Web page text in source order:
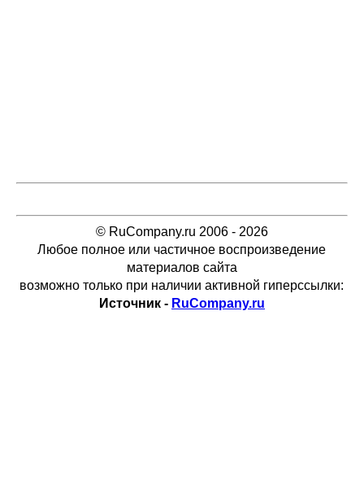
© RuCompany.ru 2006 - 2026
Любое полное или частичное воспроизведение
материалов сайта
возможно только при наличии активной гиперссылки:
Источник - RuCompany.ru